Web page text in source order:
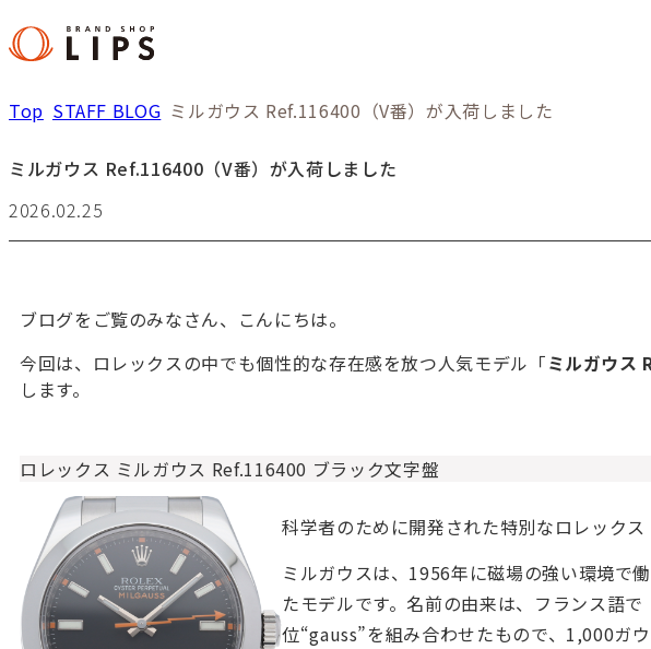
Top STAFF BLOG ミルガウス Ref.116400（V番）が入荷しました
ミルガウス Ref.116400（V番）が入荷しました
2026.02.25
ブログをご覧のみなさん、こんにちは。
今回は、ロレックスの中でも個性的な存在感を放つ人気モデル「ミルガウス
します。
ロレックス ミルガウス Ref.116400 ブラック文字盤
科学者のために開発された特別なロレックス
ミルガウスは、1956年に磁場の強い環境で
たモデルです。名前の由来は、フランス語
位“gauss”を組み合わせたもので、1,000ガ